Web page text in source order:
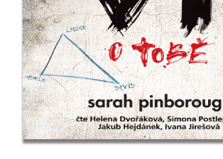
Chris Carter
Manlio Castagna
Ismael Barriguete Castro
Liou Cch´-sin (1)
Arthur C. Clarke
Pierre Clostermann
Joel H. Cohen
Rowan Coleman